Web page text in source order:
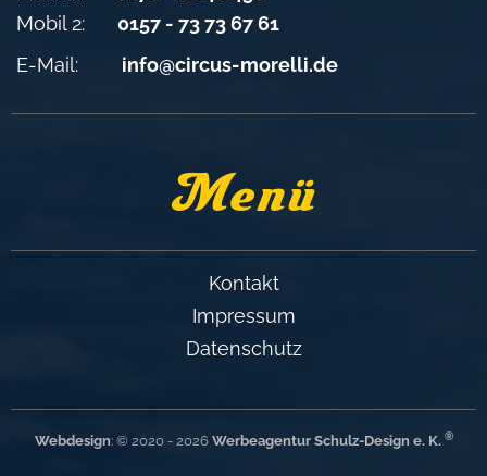
Mobil 2: 0157 - 73 73 67 61
E-Mail: info@circus-morelli.de
Menü
Kontakt
Impressum
Datenschutz
Webdesign: © 2020 - 2026 Werbeagentur Schulz-Design e. K. ®